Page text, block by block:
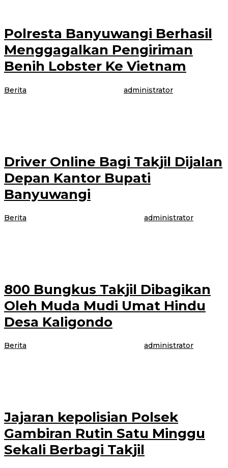
Polresta Banyuwangi Berhasil
Menggagalkan Pengiriman
Benih Lobster Ke Vietnam
Berita administrator
Driver Online Bagi Takjil Dijalan
Depan Kantor Bupati
Banyuwangi
Berita administrator
800 Bungkus Takjil Dibagikan
Oleh Muda Mudi Umat Hindu
Desa Kaligondo
Berita administrator
Jajaran kepolisian Polsek
Gambiran Rutin Satu Minggu
Sekali Berbagi Takjil